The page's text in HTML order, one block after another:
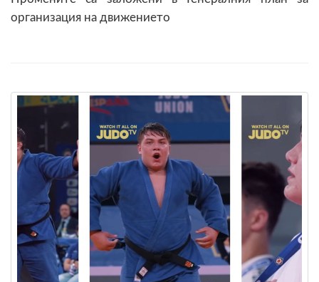
организация на движението